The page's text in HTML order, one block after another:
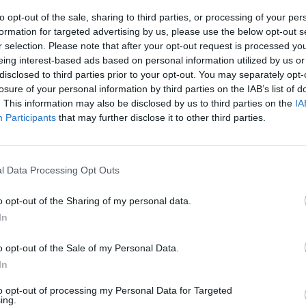
opt-out of the sale, sharing to third parties, or processing of your
for targeted advertising by us, please use the below opt-out
selection. Please note that after your opt-out request is processed
interest-based ads based on personal information utilized by us
to third parties prior to your opt-out. You may separately
of your personal information by third parties on the IAB’s list of
This information may also be disclosed by us to third parties on the
Participants that may further disclose it to other third parties.
Data Processing Opt Outs
opt-out of the Sharing of my personal data.
opt-out of the Sale of my Personal Data.
opt-out of processing my Personal Data for Targeted
Застраховането на бъдещето: Ще
застраховаме ли от пандемиите?
01.01.2021 / 11:00